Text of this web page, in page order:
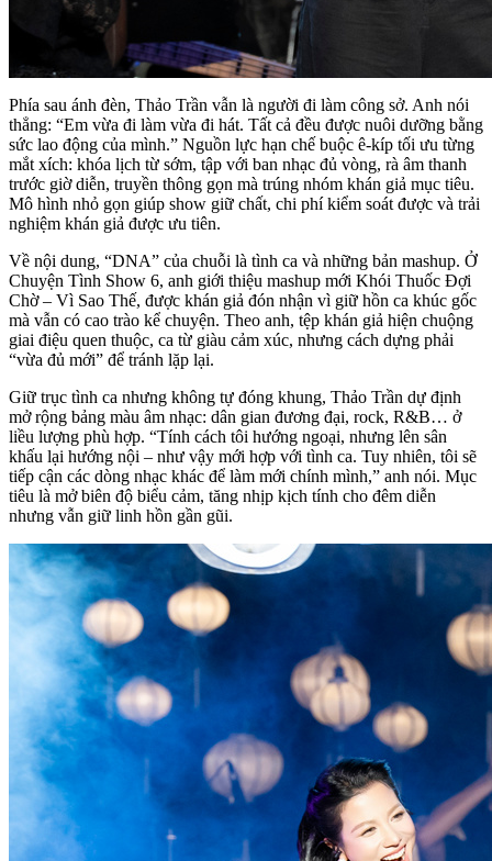
Phía sau ánh đèn, Thảo Trần vẫn là người đi làm công sở. Anh nói
thẳng: “Em vừa đi làm vừa đi hát. Tất cả đều được nuôi dưỡng bằng
sức lao động của mình.” Nguồn lực hạn chế buộc ê-kíp tối ưu từng
mắt xích: khóa lịch từ sớm, tập với ban nhạc đủ vòng, rà âm thanh
trước giờ diễn, truyền thông gọn mà trúng nhóm khán giả mục tiêu.
Mô hình nhỏ gọn giúp show giữ chất, chi phí kiểm soát được và trải
nghiệm khán giả được ưu tiên.
Về nội dung, “DNA” của chuỗi là tình ca và những bản mashup. Ở
Chuyện Tình Show 6, anh giới thiệu mashup mới Khói Thuốc Đợi
Chờ – Vì Sao Thế, được khán giả đón nhận vì giữ hồn ca khúc gốc
mà vẫn có cao trào kể chuyện. Theo anh, tệp khán giả hiện chuộng
giai điệu quen thuộc, ca từ giàu cảm xúc, nhưng cách dựng phải
“vừa đủ mới” để tránh lặp lại.
Giữ trục tình ca nhưng không tự đóng khung, Thảo Trần dự định
mở rộng bảng màu âm nhạc: dân gian đương đại, rock, R&B… ở
liều lượng phù hợp. “Tính cách tôi hướng ngoại, nhưng lên sân
khấu lại hướng nội – như vậy mới hợp với tình ca. Tuy nhiên, tôi sẽ
tiếp cận các dòng nhạc khác để làm mới chính mình,” anh nói. Mục
tiêu là mở biên độ biểu cảm, tăng nhịp kịch tính cho đêm diễn
nhưng vẫn giữ linh hồn gần gũi.